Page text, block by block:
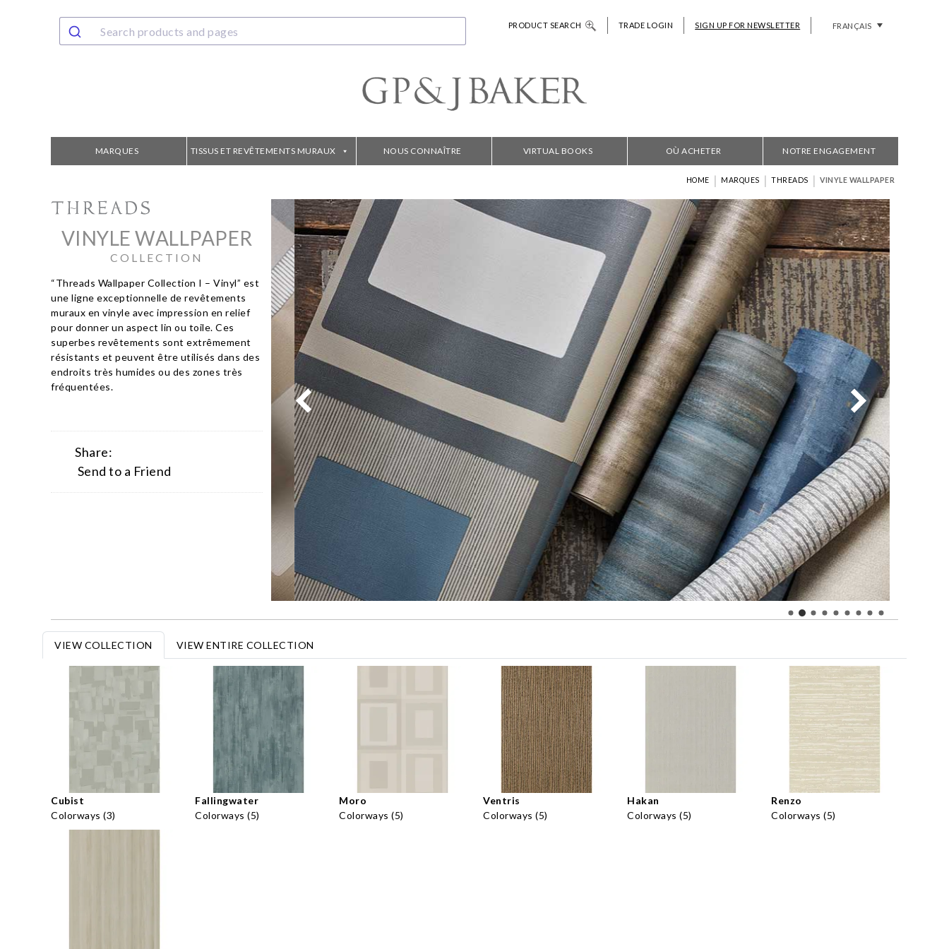
PRODUCT SEARCH TRADE LOGIN SIGN UP FOR NEWSLETTER FRANÇAIS
MARQUES TISSUS ET REVÊTEMENTS MURAUX NOUS CONNAÎTRE VIRTUAL BOOKS OÙ ACHETER NOTRE ENGAGEMENT
HOME | MARQUES | THREADS | VINYLE WALLPAPER
VINYLE WALLPAPER
COLLECTION
“Threads Wallpaper Collection I – Vinyl” est
une ligne exceptionnelle de revêtements
muraux en vinyle avec impression en relief
pour donner un aspect lin ou toile. Ces
superbes revêtements sont extrêmement
résistants et peuvent être utilisés dans des
endroits très humides ou des zones très
fréquentées.
Share:
Send to a Friend
VIEW COLLECTION VIEW ENTIRE COLLECTION
Cubist
Colorways (3)
Fallingwater
Colorways (5)
Moro
Colorways (5)
Ventris
Colorways (5)
Hakan
Colorways (5)
Renzo
Colorways (5)